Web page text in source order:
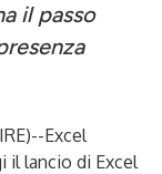
il passo
)--Excel
il lancio di Excel